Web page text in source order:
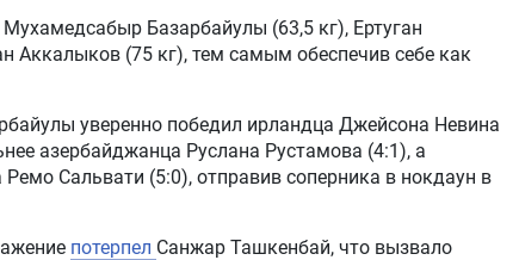
Базарбайулы (63,5 кг), Ертуган
Аккалыков (75 кг), тем самым обеспечив себе как
уверенно победил ирландца Джейсона Невина
азербайджанца Руслана Рустамова (4:1), а
Сальвати (5:0), отправив соперника в нокдаун в
потерпел Санжар Ташкенбай, что вызвало